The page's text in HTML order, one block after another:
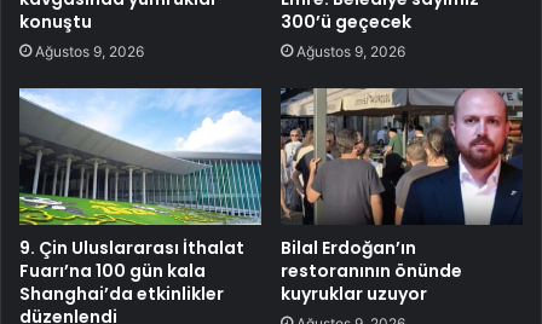
konuştu
Ağustos 9, 2026
300’ü geçecek
Ağustos 9, 2026
9. Çin Uluslararası İthalat
Fuarı’na 100 gün kala
Shanghai’da etkinlikler
düzenlendi
Bilal Erdoğan’ın
restoranının önünde
kuyruklar uzuyor